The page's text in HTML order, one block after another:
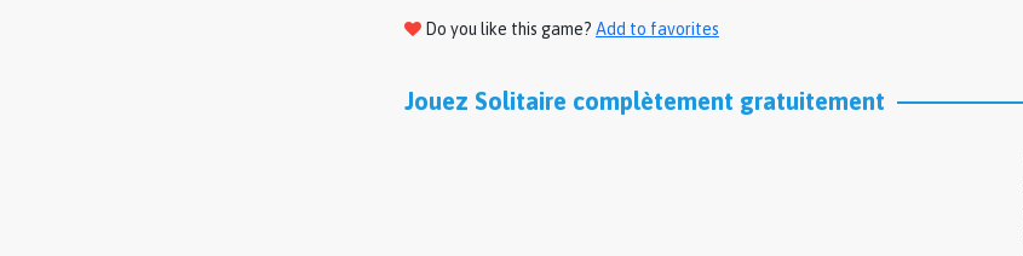
Do you like this game? Add to favorites
Jouez Solitaire complètement gratuitement